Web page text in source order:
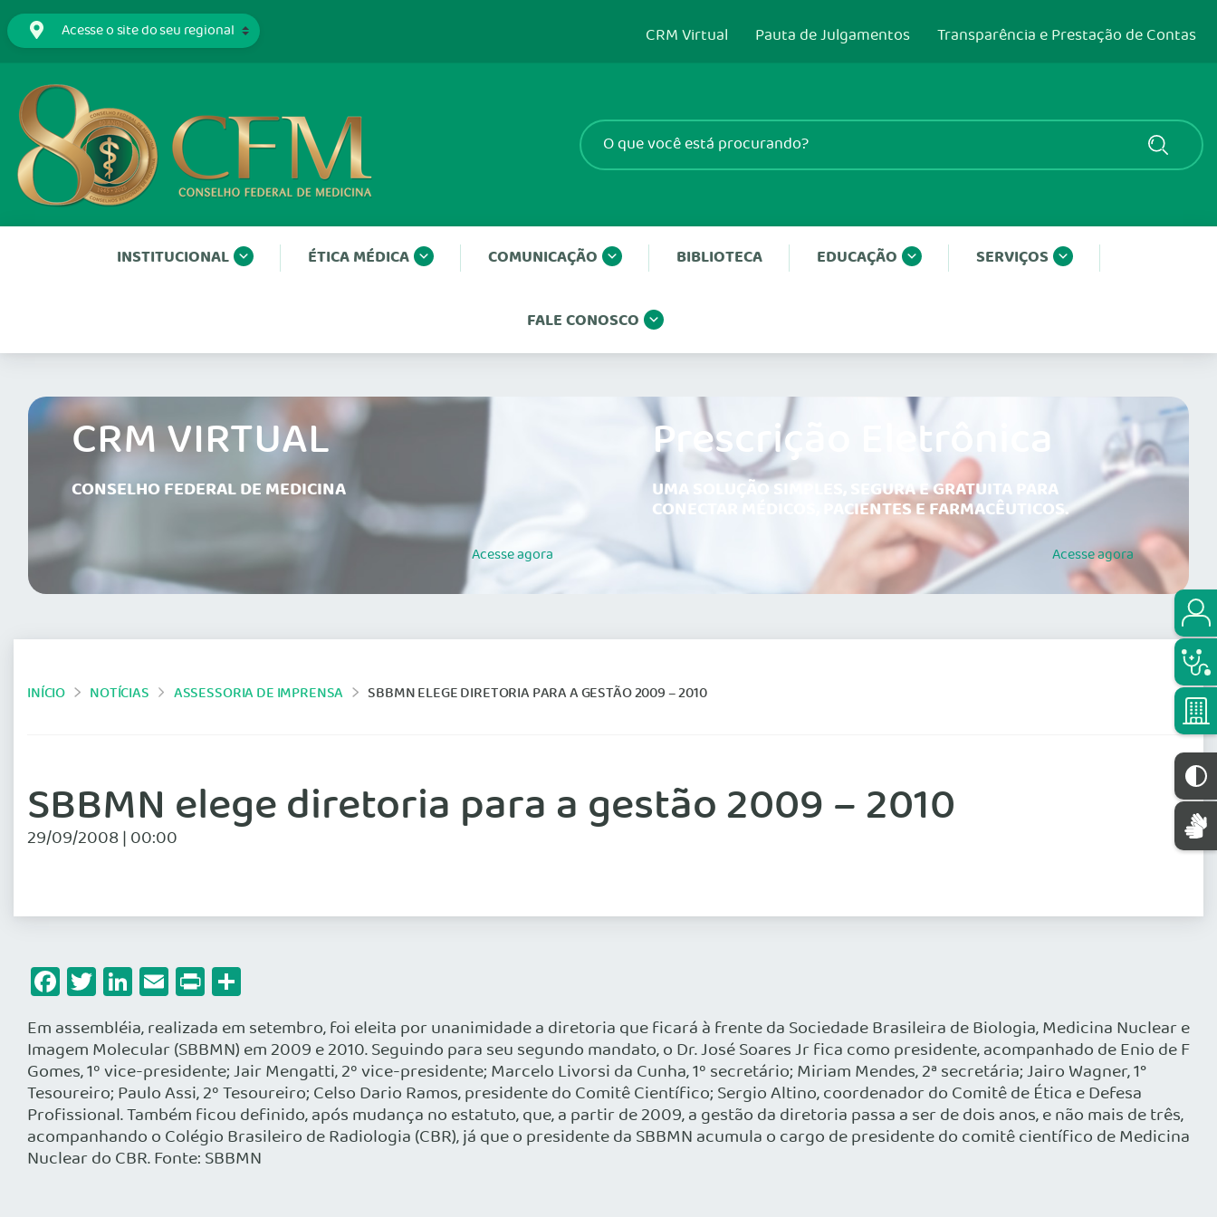
CRM Virtual Pauta de Julgamentos Transparência e Prestação de Contas
INSTITUCIONAL ÉTICA MÉDICA COMUNICAÇÃO BIBLIOTECA EDUCAÇÃO SERVIÇOS
FALE CONOSCO
CRM VIRTUAL
CONSELHO FEDERAL DE MEDICINA
Acesseagora
Prescrição Eletrônica
UMA SOLUÇÃO SIMPLES, SEGURA E GRATUITA PARA
CONECTAR MÉDICOS, PACIENTES E FARMACÊUTICOS.
Acesseagora
INÍCIO NOTÍCIAS ASSESSORIA DE IMPRENSA SBBMN ELEGE DIRETORIA PARA A GESTÃO 2009 – 2010
SBBMN elege diretoria para a gestão 2009 – 2010
29/09/2008 | 00:00
Facebook
Twitter
LinkedIn
Email
Print
Em assembléia, realizada em setembro, foi eleita por unanimidade a diretoria que ficará à frente da Sociedade Brasileira de Biologia, Medicina Nuclear e
Imagem Molecular (SBBMN) em 2009 e 2010. Seguindo para seu segundo mandato, o Dr. José Soares Jr fica como presidente, acompanhado de Enio de F
Gomes, 1º vice-presidente; Jair Mengatti, 2º vice-presidente; Marcelo Livorsi da Cunha, 1º secretário; Miriam Mendes, 2ª secretária; Jairo Wagner, 1°
Tesoureiro; Paulo Assi, 2º Tesoureiro; Celso Dario Ramos, presidente do Comitê Científico; Sergio Altino, coordenador do Comitê de Ética e Defesa
Profissional. Também ficou definido, após mudança no estatuto, que, a partir de 2009, a gestão da diretoria passa a ser de dois anos, e não mais de três,
acompanhando o Colégio Brasileiro de Radiologia (CBR), já que o presidente da SBBMN acumula o cargo de presidente do comitê científico de Medicina
Nuclear do CBR. Fonte: SBBMN